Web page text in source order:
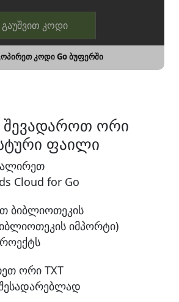
გაუშვით კოდი
კოდი Go ბუფერში
ორი
ფაილი
Cloud for Go
ბიბლიოთეკის
იმპორტი)
ორი TXT